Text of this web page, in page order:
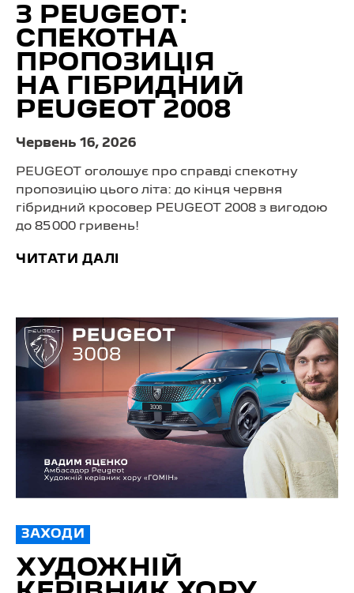
З PEUGEOT:
СПЕКОТНА
ПРОПОЗИЦІЯ
НА ГІБРИДНИЙ
PEUGEOT 2008
Червень 16, 2026
PEUGEOT оголошує про справді спекотну
пропозицію цього літа: до кінця червня
гібридний кросовер PEUGEOT 2008 з вигодою
до 85 000 гривень!
ЧИТАТИ ДАЛІ
ЗАХОДИ
ХУДОЖНІЙ